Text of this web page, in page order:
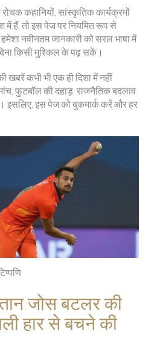
कहानियों, सांस्कृतिक कार्यक्रमों
में हैं, तो इस पेज पर नियमित रूप से
नवीनतम जानकारी को सरल भाषा में
किसी मुश्किल के पढ़ सकें।
खबरें कभी भी एक ही दिशा में नहीं
फुटबॉल की दहाड़, राजनैतिक बदलाव
इस पेज को बुकमार्क करें और हर
जोस बटलर की
हार से बचने की